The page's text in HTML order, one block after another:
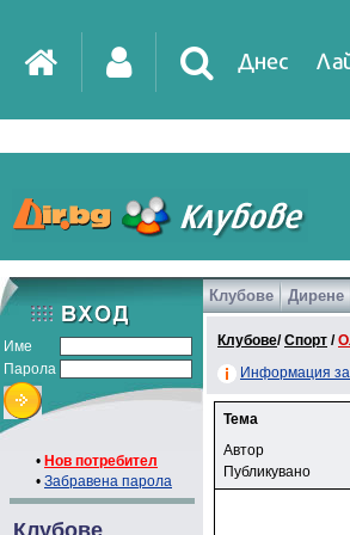
Днес
Име
Парола
• Нов потребител
• Забравена парола
Клубове
Клубове Дирене
Клубове/Спорт /
Информация за
Тема
Автор
Публикувано